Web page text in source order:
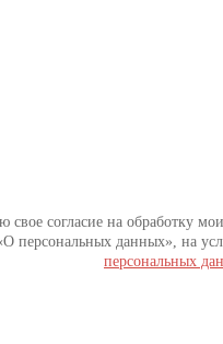
согласие на обработку
персональных данных», на
персональных